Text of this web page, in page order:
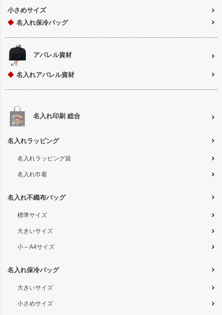
小さめサイズ
◆ 名入れ保冷バッグ
アパレル資材
◆ 名入れアパレル資材
名入れ印刷 総合
名入れラッピング
名入れラッピング袋
名入れ巾着
名入れ不織布バッグ
標準サイズ
大きいサイズ
小～A4サイズ
名入れ保冷バッグ
大きいサイズ
小さめサイズ